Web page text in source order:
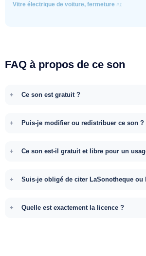
Vitre électrique de voiture, fermeture #1
FAQ à propos de ce son
Ce son est gratuit ?
Puis-je modifier ou redistribuer ce son ?
Ce son est-il gratuit et libre pour un
Suis-je obligé de citer LaSonotheque ou
Quelle est exactement la licence ?